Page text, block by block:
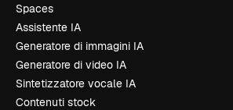
Spaces
Assistente IA
Generatore di immagini IA
Generatore di video IA
Sintetizzatore vocale IA
Contenuti stock